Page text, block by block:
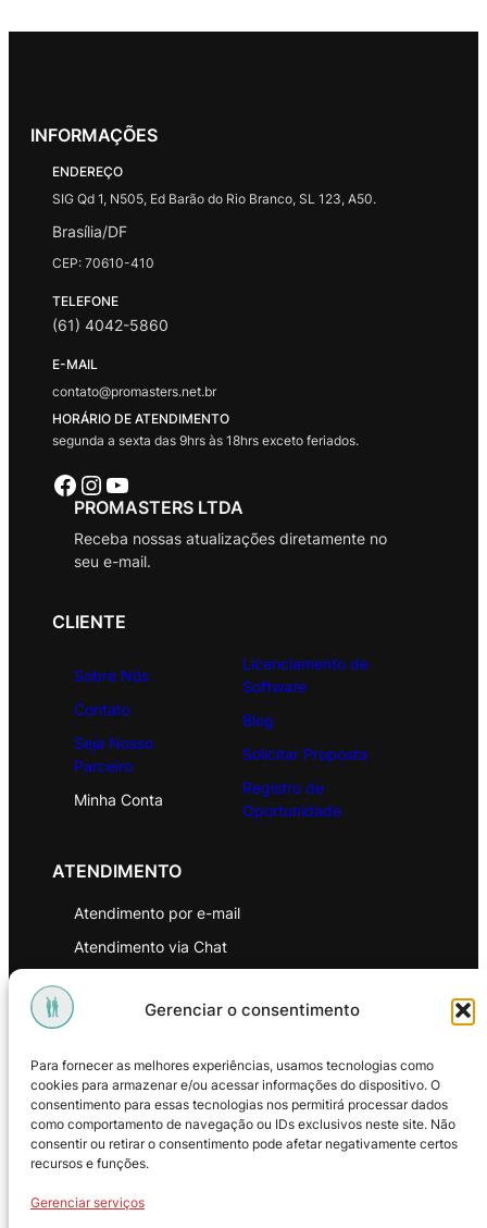
Gerenciar o consentimento
Para fornecer as melhores experiências, usamos tecnologias como
cookies para armazenar e/ou acessar informações do dispositivo. O
consentimento para essas tecnologias nos permitirá processar dados
como comportamento de navegação ou IDs exclusivos neste site. Não
consentir ou retirar o consentimento pode afetar negativamente certos
recursos e funções.
Gerenciar serviços
INFORMAÇÕES
ENDEREÇO
SIG Qd 1, N505, Ed Barão do Rio Branco, SL 123, A50.
Brasília/DF
CEP: 70610-410
TELEFONE
(61) 4042-5860
E-MAIL
contato@promasters.net.br
HORÁRIO DE ATENDIMENTO
segunda a sexta das 9hrs às 18hrs exceto feriados.
Facebook Instagram Youtube
PROMASTERS LTDA
Receba nossas atualizações diretamente no
seu e-mail.
CLIENTE
Sobre Nós
Contato
Seja Nosso
Parceiro
Minha Conta
Licenciamento de
Software
Blog
Solicitar Proposta
Registro de
Oportunidade
ATENDIMENTO
Atendimento por e-mail
Atendimento via Chat
Política de Privacidade
Política de Troca e Devoluções
Política de Reembolso